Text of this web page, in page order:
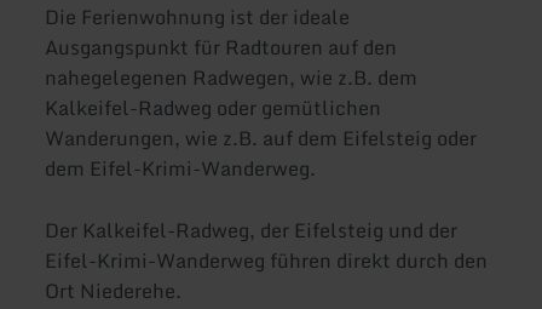
Die Ferienwohnung ist der ideale
Ausgangspunkt für Radtouren auf den
nahegelegenen Radwegen, wie z.B. dem
Kalkeifel-Radweg oder gemütlichen
Wanderungen, wie z.B. auf dem Eifelsteig oder
dem Eifel-Krimi-Wanderweg.
Der Kalkeifel-Radweg, der Eifelsteig und der
Eifel-Krimi-Wanderweg führen direkt durch den
Ort Niederehe.